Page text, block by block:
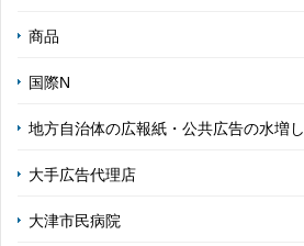
商品
国際N
地方自治体の広報紙・公共広告の水増し
大手広告代理店
大津市民病院